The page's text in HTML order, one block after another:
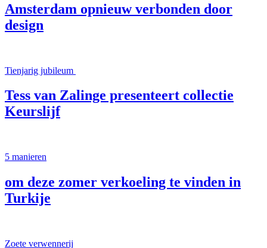
Amsterdam opnieuw verbonden door
design
Tienjarig jubileum
Tess van Zalinge presenteert collectie
Keurslijf
5 manieren
om deze zomer verkoeling te vinden in
Turkije
Zoete verwennerij